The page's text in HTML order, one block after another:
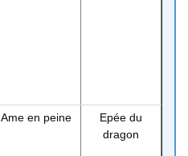
Ame en peine
Epée du
dragon